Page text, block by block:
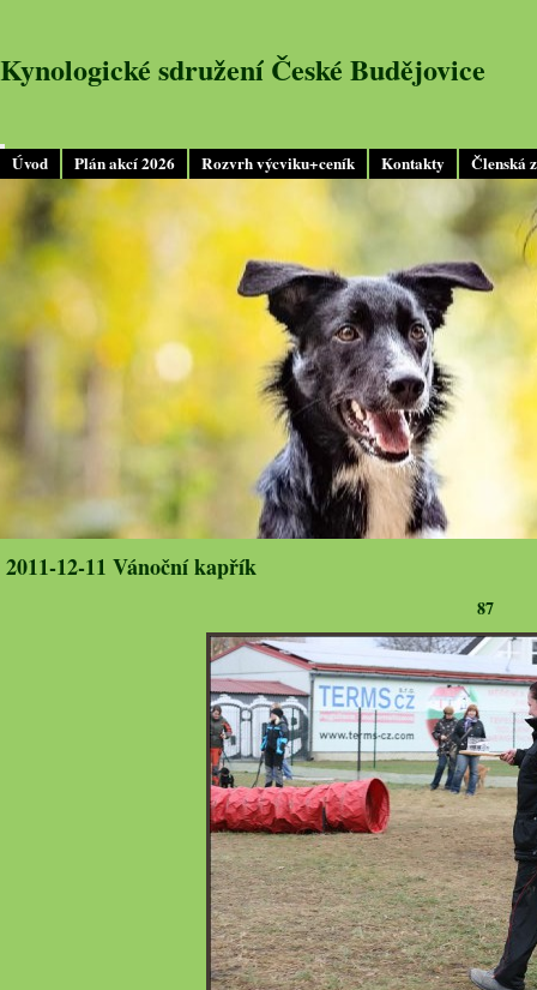
Úvod Plán akcí 2026 Rozvrh výcviku+ceník Kontakty Členská
Kynologické sdružení České Budějovice
2011-12-11 Vánoční kapřík
87